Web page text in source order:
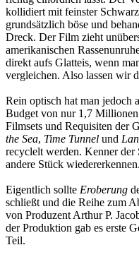
kollidiert mit feinster
grundsätzlich böse und
Dreck. Der Film zieht
amerikanischen
direkt aufs Glatteis, wenn
vergleichen. Also lassen wir
Rein optisch hat man jedoch
Budget von nur 1,7
Filmsets und Requisiten der
the Sea, Time Tunnel und
recyclelt werden. Kenner der
andere Stück wiedererkennen.
Eigentlich sollte Eroberung
schließt und die Reihe zum
von Produzent Arthur P.
der Produktion gab es erste
Teil.